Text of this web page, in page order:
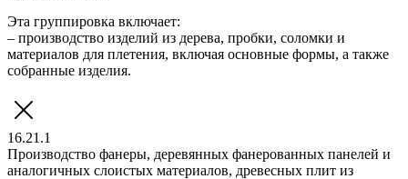
Эта группировка включает:
– производство изделий из дерева, пробки, соломки и
материалов для плетения, включая основные формы, а также
собранные изделия.
16.21.1
Производство фанеры, деревянных фанерованных панелей и
аналогичных слоистых материалов, древесных плит из